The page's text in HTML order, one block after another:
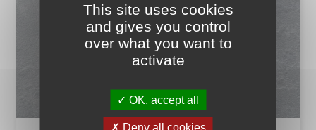
This site uses cookies
and gives you control
over what you want to
activate
OK, accept all
Deny all cookies